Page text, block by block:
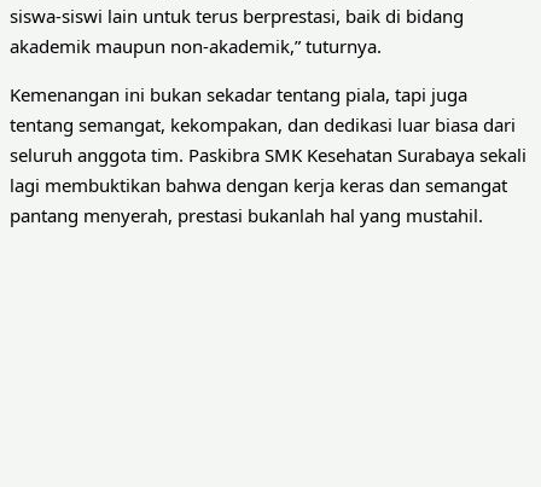
siswa-siswi lain untuk terus berprestasi, baik di bidang
akademik maupun non-akademik,” tuturnya.
Kemenangan ini bukan sekadar tentang piala, tapi juga
tentang semangat, kekompakan, dan dedikasi luar biasa dari
seluruh anggota tim. Paskibra SMK Kesehatan Surabaya sekali
lagi membuktikan bahwa dengan kerja keras dan semangat
pantang menyerah, prestasi bukanlah hal yang mustahil.